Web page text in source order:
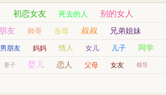
初恋女友 死去的人 别的女人
友 帅哥 岳母 叔叔 兄弟姐妹
男朋友 妈妈 情人 女儿 儿子 同学
妻子 婴儿 恋人 父母 女友 领导